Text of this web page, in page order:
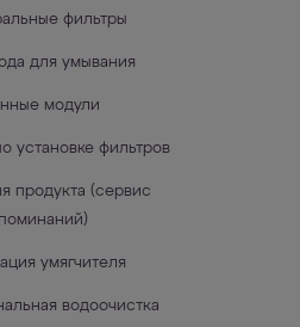
фильтры
для умывания
модули
установке фильтров
продукта (сервис
умягчителя
водоочистка